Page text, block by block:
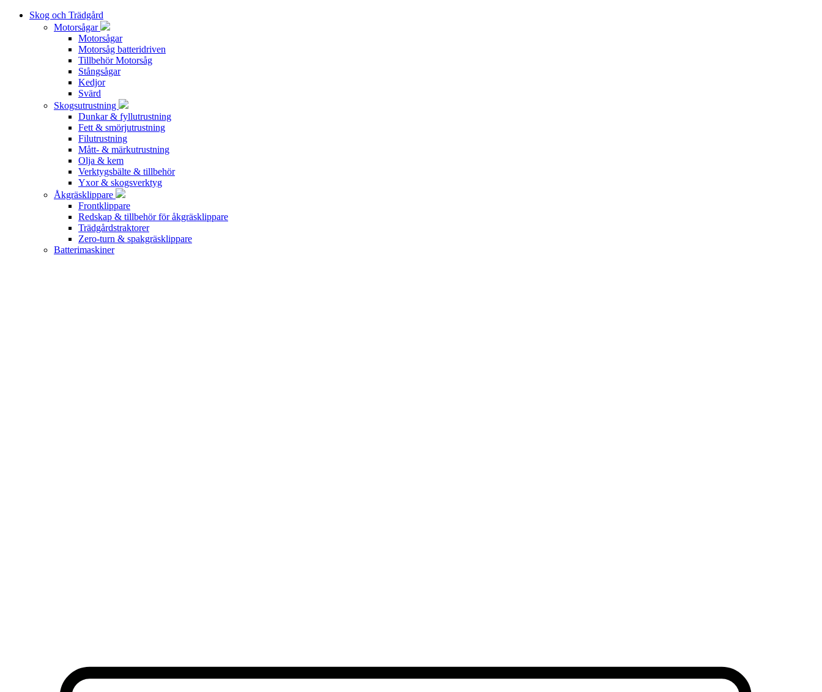
Skog och Trädgård
Motorsågar
Motorsågar
Motorsåg batteridriven
Tillbehör Motorsåg
Stångsågar
Kedjor
Svärd
Skogsutrustning
Dunkar & fyllutrustning
Fett & smörjutrustning
Filutrustning
Mått- & märkutrustning
Olja & kem
Verktygsbälte & tillbehör
Yxor & skogsverktyg
Åkgräsklippare
Frontklippare
Redskap & tillbehör för åkgräsklippare
Trädgårdstraktorer
Zero-turn & spakgräsklippare
Batterimaskiner